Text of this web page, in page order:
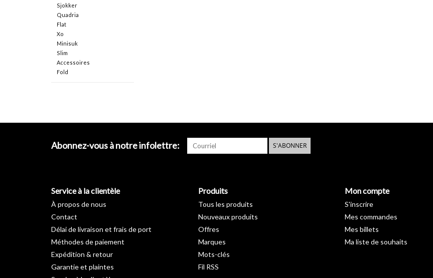
Sjokker
Quadria
Flat
Xo
Minisuk
Slim
Accessoires
Fold
Abonnez-vous à notre infolettre: S'ABONNER
Service à la clientèle
À propos de nous
Contact
Délai de livraison et frais de port
Méthodes de paiement
Expédition & retour
Garantie et plaintes
Produits
Tous les produits
Nouveaux produits
Offres
Marques
Mots-clés
Fil RSS
Mon compte
S'inscrire
Mes commandes
Mes billets
Ma liste de souhaits